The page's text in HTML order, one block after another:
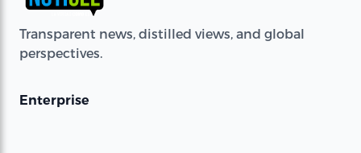
Transparent news, distilled views, and global
perspectives.
Enterprise